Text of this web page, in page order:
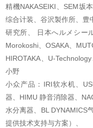
精機NAKASEIKI、SEM坂
综合计装、谷沢製作所、豊
研究所、 日本へルメシー
Morokoshi、OSAKA、
HIROTAKA、U-
小野
小众产品：IRI软水机、
器、HIMU 静音消除器、
水分离器、BL DYNAMICS
提供技术支持与方案）、